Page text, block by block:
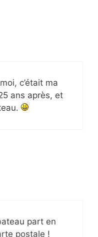
c’était ma
ans après, et
part en
postale !